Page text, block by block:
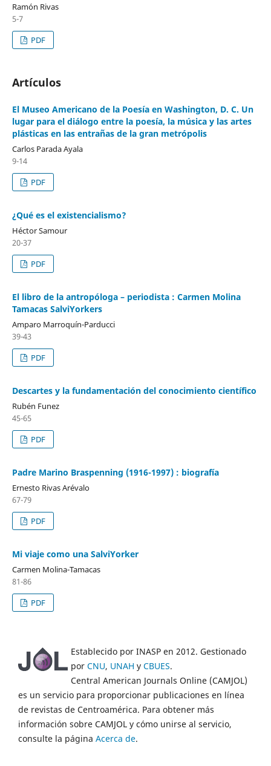
Ramón Rivas
5-7
PDF
Artículos
El Museo Americano de la Poesía en Washington, D. C. Un
lugar para el diálogo entre la poesía, la música y las artes
plásticas en las entrañas de la gran metrópolis
Carlos Parada Ayala
9-14
PDF
¿Qué es el existencialismo?
Héctor Samour
20-37
PDF
El libro de la antropóloga – periodista : Carmen Molina
Tamacas SalviYorkers
Amparo Marroquín-Parducci
39-43
PDF
Descartes y la fundamentación del conocimiento científico
Rubén Funez
45-65
PDF
Padre Marino Braspenning (1916-1997) : biografía
Ernesto Rivas Arévalo
67-79
PDF
Mi viaje como una SalviYorker
Carmen Molina-Tamacas
81-86
PDF
Establecido por INASP en 2012. Gestionado
por CNU, UNAH y CBUES.
Central American Journals Online (CAMJOL)
es un servicio para proporcionar publicaciones en línea
de revistas de Centroamérica. Para obtener más
información sobre CAMJOL y cómo unirse al servicio,
consulte la página Acerca de.